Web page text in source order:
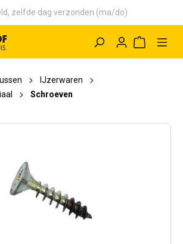
zelfde dag verzonden (ma/do)
IJzerwaren
Schroeven